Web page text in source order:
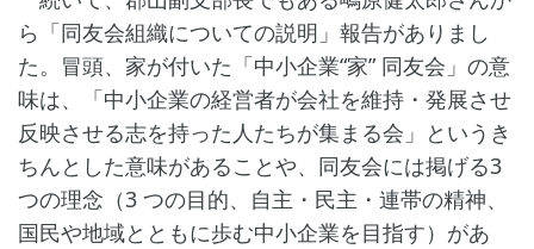
ら「同友会組織についての説明」報告がありまし
た。冒頭、家が付いた「中小企業“家” 同友会」の意
味は、「中小企業の経営者が会社を維持・発展させ
反映させる志を持った人たちが集まる会」というき
ちんとした意味があることや、同友会には掲げる3
つの理念（3 つの目的、自主・民主・連帯の精神、
国民や地域とともに歩む中小企業を目指す）があ